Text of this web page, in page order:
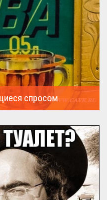
спросом